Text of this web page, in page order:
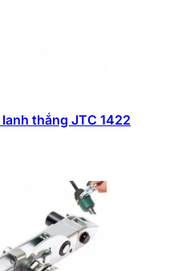
thắng JTC 1422